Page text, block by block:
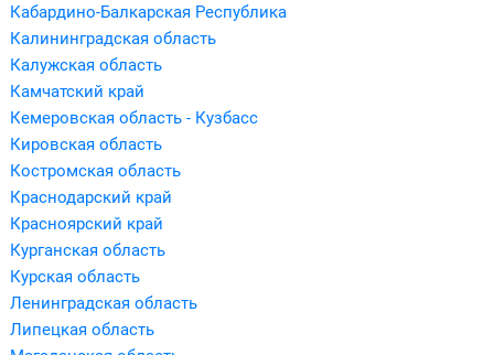
Кабардино-Балкарская Республика
Калининградская область
Калужская область
Камчатский край
Кемеровская область - Кузбасс
Кировская область
Костромская область
Краснодарский край
Красноярский край
Курганская область
Курская область
Ленинградская область
Липецкая область